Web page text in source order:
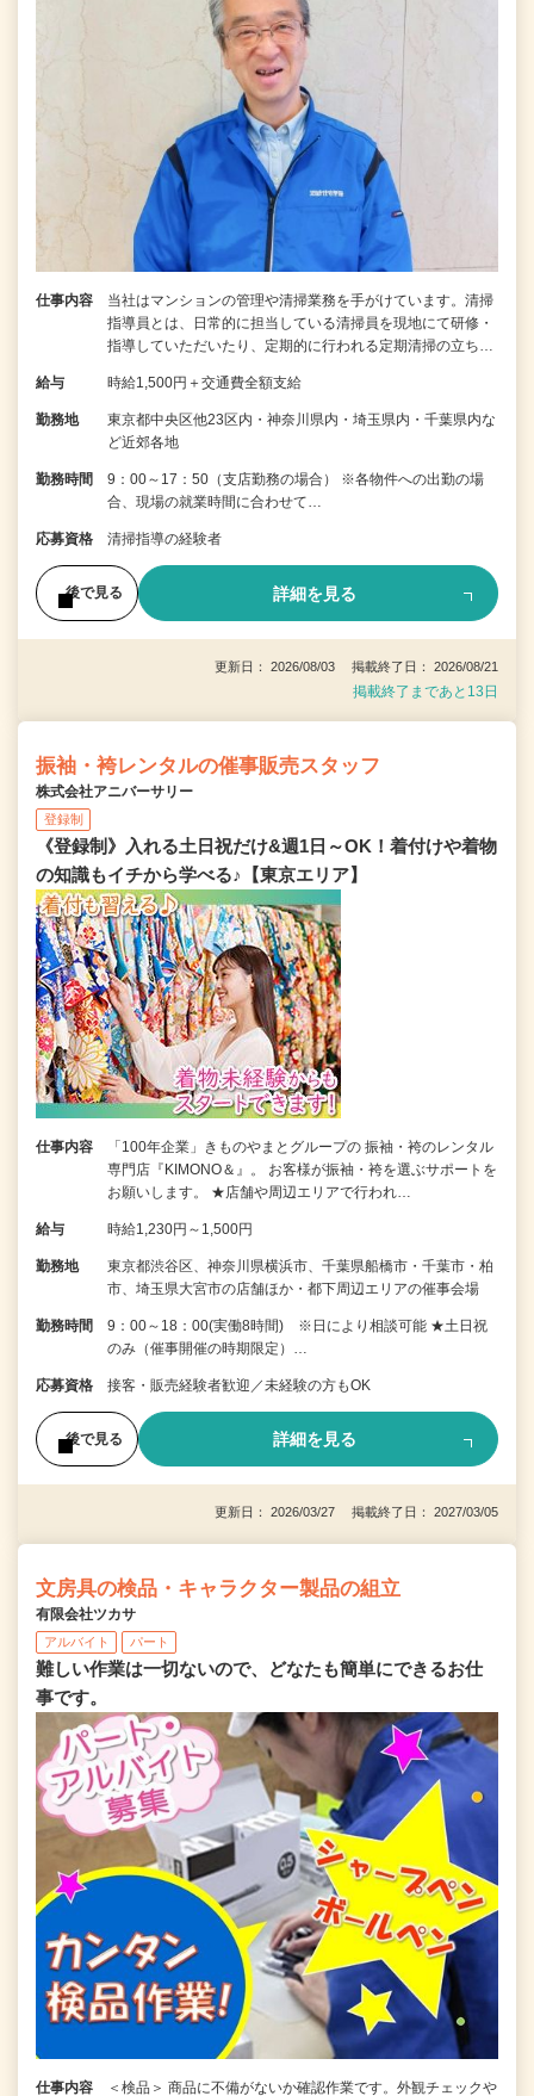
仕事内容
当社はマンションの管理や清掃業務を手がけています。清掃
指導員とは、日常的に担当している清掃員を現地にて研修・
指導していただいたり、定期的に行われる定期清掃の立ち…
給与 時給1,500円＋交通費全額支給
勤務地
東京都中央区他23区内・神奈川県内・埼玉県内・千葉県内な
ど近郊各地
勤務時間
9：00～17：50（支店勤務の場合） ※各物件への出勤の場
合、現場の就業時間に合わせて…
応募資格 清掃指導の経験者
後で見る 詳細を見る
更新日： 2026/08/03 掲載終了日： 2026/08/21
掲載終了まであと13日
振袖・袴レンタルの催事販売スタッフ
株式会社アニバーサリー
登録制
《登録制》入れる土日祝だけ&週1日～OK！着付けや着物
の知識もイチから学べる♪【東京エリア】
仕事内容
「100年企業」きものやまとグループの 振袖・袴のレンタル
専門店『KIMONO＆』。 お客様が振袖・袴を選ぶサポートを
お願いします。 ★店舗や周辺エリアで行われ…
給与 時給1,230円～1,500円
勤務地
東京都渋谷区、神奈川県横浜市、千葉県船橋市・千葉市・柏
市、埼玉県大宮市の店舗ほか・都下周辺エリアの催事会場
勤務時間
9：00～18：00(実働8時間) ※日により相談可能 ★土日祝
のみ（催事開催の時期限定）…
応募資格 接客・販売経験者歓迎／未経験の方もOK
後で見る 詳細を見る
更新日： 2026/03/27 掲載終了日： 2027/03/05
文房具の検品・キャラクター製品の組立
有限会社ツカサ
アルバイト パート
難しい作業は一切ないので、どなたも簡単にできるお仕
事です。
仕事内容 ＜検品＞ 商品に不備がないか確認作業です。外観チェックや